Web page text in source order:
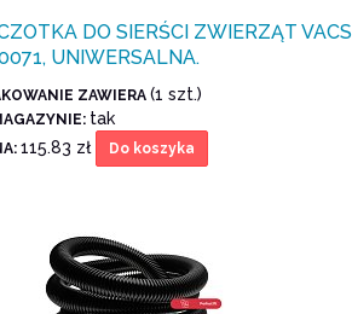
DO SIERŚCI ZWIERZĄT VACS
UNIWERSALNA.
ZAWIERA(1 szt.)
tak
115.83 zł Do koszyka